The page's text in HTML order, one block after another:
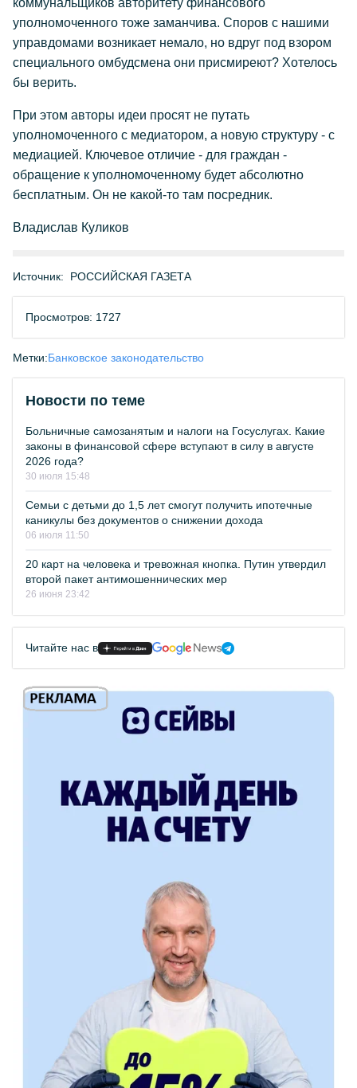
коммунальщиков авторитету финансового
уполномоченного тоже заманчива. Споров с нашими
управдомами возникает немало, но вдруг под взором
специального омбудсмена они присмиреют? Хотелось
бы верить.
При этом авторы идеи просят не путать
уполномоченного с медиатором, а новую структуру - с
медиацией. Ключевое отличие - для граждан -
обращение к уполномоченному будет абсолютно
бесплатным. Он не какой-то там посредник.
Владислав Куликов
Источник: РОССИЙСКАЯ ГАЗЕТА
Просмотров: 1727
Метки:Банковское законодательство
Новости по теме
Больничные самозанятым и налоги на Госуслугах. Какие
законы в финансовой сфере вступают в силу в августе
2026 года?
30 июля 15:48
Семьи с детьми до 1,5 лет смогут получить ипотечные
каникулы без документов о снижении дохода
06 июля 11:50
20 карт на человека и тревожная кнопка. Путин утвердил
второй пакет антимошеннических мер
26 июня 23:42
Читайте нас в